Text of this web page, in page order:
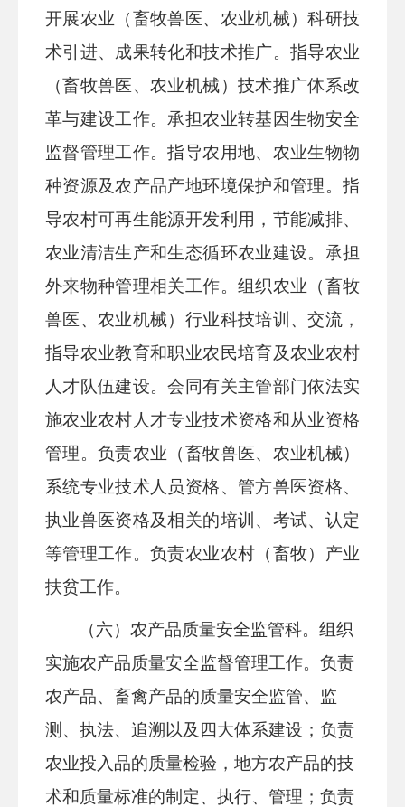
开展农业（畜牧兽医、农业机械）科研技
术引进、成果转化和技术推广。指导农业
（畜牧兽医、农业机械）技术推广体系改
革与建设工作。承担农业转基因生物安全
监督管理工作。指导农用地、农业生物物
种资源及农产品产地环境保护和管理。指
导农村可再生能源开发利用，节能减排、
农业清洁生产和生态循环农业建设。承担
外来物种管理相关工作。组织农业（畜牧
兽医、农业机械）行业科技培训、交流，
指导农业教育和职业农民培育及农业农村
人才队伍建设。会同有关主管部门依法实
施农业农村人才专业技术资格和从业资格
管理。负责农业（畜牧兽医、农业机械）
系统专业技术人员资格、管方兽医资格、
执业兽医资格及相关的培训、考试、认定
等管理工作。负责农业农村（畜牧）产业
扶贫工作。
（六）农产品质量安全监管科。组织
实施农产品质量安全监督管理工作。负责
农产品、畜禽产品的质量安全监管、监
测、执法、追溯以及四大体系建设；负责
农业投入品的质量检验，地方农产品的技
术和质量标准的制定、执行、管理；负责